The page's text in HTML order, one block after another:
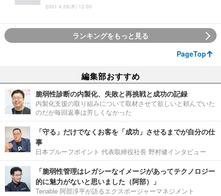
2001.4.26(木) 12:00
ランキングをもっと見る
PageTop
編集部おすすめ
脆弱性診断の内製化、失敗と再挑戦と成功の記録
内製化支援の取り組みについて取材させて欲しいと頼んでいた
のだが毎回返事は芳しくなかった
「守る」だけでなくお客を「成功」させるまでが自分の仕
事
日本プルーフポイント 代表取締役社長 野村健インタビュー
「脆弱性管理はレガシーなイメージがあってテクノロジー
的に魅力がないと思いました（阿部）」
Tenable 阿部淳平が語るエクスポージャーマネジメント